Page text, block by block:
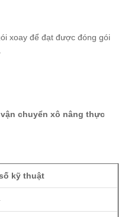
xoay để đạt được đóng gói
chuyển xô nâng thực
kỹ thuật